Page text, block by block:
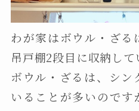
わが家はボウル・ざる
吊戸棚2段目に収納して
ボウル・ざるは、シン
いることが多いのです